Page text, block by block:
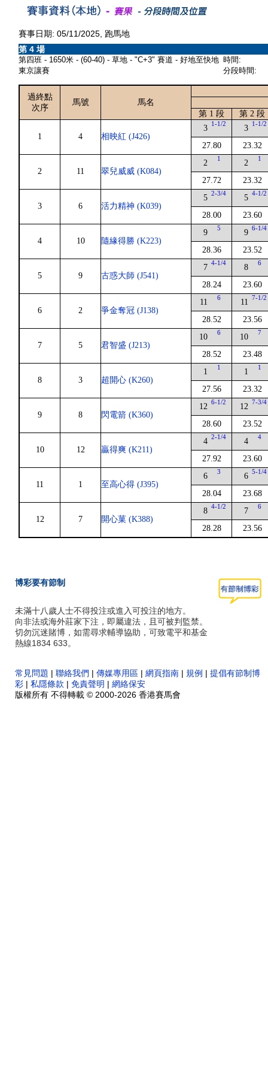
賽事日期: 05/11/2025, 跑馬地
第 4 場
第四班 - 1650米 - (60-40) - 草地 - "C+3" 賽道 - 好地至快地
東京讓賽
時間:
分段時間:
過終點
次序
馬號
馬名
第 1 段
第 2 段
1 4 相映紅 (J426)
3 1-1/2
27.80
3 1-1/2
23.32
2 11 翠兒威威 (K084)
2 1
27.72
2 1
23.32
3 6 活力精神 (K039)
5 2-3/4
28.00
5 4-1/2
23.60
4 10 隨緣得勝 (K223)
9 5
28.36
9 6-1/4
23.52
5 9 古惑大師 (J541)
7 4-1/4
28.24
8 6
23.60
6 2 爭金奪冠 (J138)
11 6
28.52
11 7-1/2
23.56
7 5 君智盛 (J213)
10 6
28.52
10 7
23.48
8 3 超開心 (K260)
1 1
27.56
1 1
23.32
9 8 閃電箭 (K360)
12 6-1/2
28.60
12 7-3/4
23.52
10 12 贏得爽 (K211)
4 2-1/4
27.92
4 4
23.60
11 1 至高心得 (J395)
6 3
28.04
6 5-1/4
23.68
12 7 開心菓 (K388)
8 4-1/2
28.28
7 6
23.56
博彩要有節制
未滿十八歲人士不得投注或進入可投注的地方。
向非法或海外莊家下注，即屬違法，且可被判監禁。
切勿沉迷賭博，如需尋求輔導協助，可致電平和基金
熱線1834 633。
常見問題 | 聯絡我們 | 傳媒專用區 | 網頁指南 | 規例 | 提倡有節制博
彩 | 私隱條款 | 免責聲明 | 網絡保安
版權所有 不得轉載 © 2000-2026 香港賽馬會